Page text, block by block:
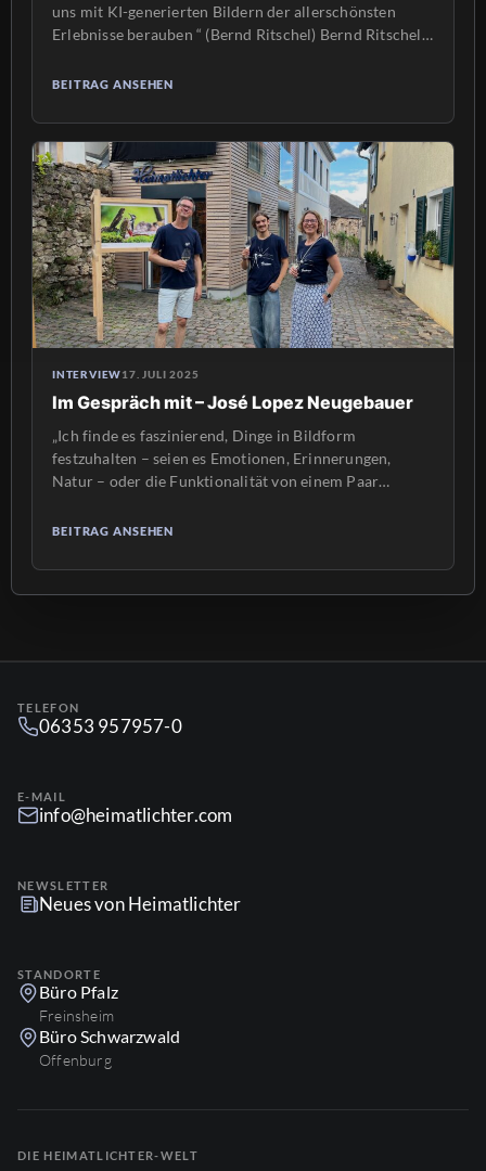
uns mit KI-generierten Bildern der allerschönsten
Erlebnisse berauben “ (Bernd Ritschel) Bernd Ritschel
Laufbahn standen Touren und Expeditionen im
sich nun wieder verstärkt der alpinen Fotografie zu
widmen. Auch ist er […]
BEITRAG ANSEHEN
INTERVIEW17. JULI 2025
Im Gespräch mit – José Lopez Neugebauer
„Ich finde es faszinierend, Dinge in Bildform
festzuhalten – seien es Emotionen, Erinnerungen,
Natur – oder die Funktionalität von einem Paar
17jähriger Schüler aus Bad Dürkheim, hat im Juni bei
absolviert und konnte in dieser Zeit viele Projekte mit
unterstützen. José, magst Du Dich kurz […]
BEITRAG ANSEHEN
TELEFON
06353 957957-0
E-MAIL
info@heimatlichter.com
NEWSLETTER
Neues von Heimatlichter
STANDORTE
Büro Pfalz
Freinsheim
Büro Schwarzwald
Offenburg
DIE HEIMATLICHTER-WELT